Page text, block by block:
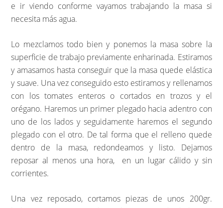
e ir viendo conforme vayamos trabajando la masa si
necesita más agua.
Lo mezclamos todo bien y ponemos la masa sobre la
superficie de trabajo previamente enharinada. Estiramos
y amasamos hasta conseguir que la masa quede elástica
y suave. Una vez conseguido esto estiramos y rellenamos
con los tomates enteros o cortados en trozos y el
orégano. Haremos un primer plegado hacia adentro con
uno de los lados y seguidamente haremos el segundo
plegado con el otro. De tal forma que el relleno quede
dentro de la masa, redondeamos y listo. Dejamos
reposar al menos una hora, en un lugar cálido y sin
corrientes.
Una vez reposado, cortamos piezas de unos 200gr.